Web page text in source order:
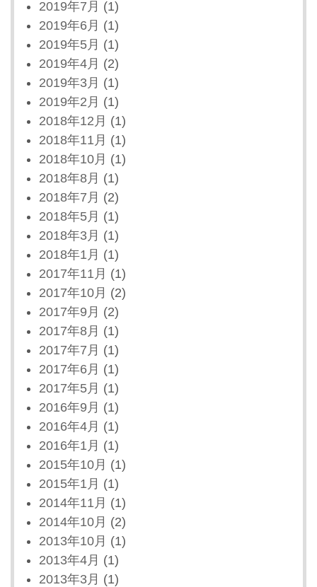
2019年7月 (1)
2019年6月 (1)
2019年5月 (1)
2019年4月 (2)
2019年3月 (1)
2019年2月 (1)
2018年12月 (1)
2018年11月 (1)
2018年10月 (1)
2018年8月 (1)
2018年7月 (2)
2018年5月 (1)
2018年3月 (1)
2018年1月 (1)
2017年11月 (1)
2017年10月 (2)
2017年9月 (2)
2017年8月 (1)
2017年7月 (1)
2017年6月 (1)
2017年5月 (1)
2016年9月 (1)
2016年4月 (1)
2016年1月 (1)
2015年10月 (1)
2015年1月 (1)
2014年11月 (1)
2014年10月 (2)
2013年10月 (1)
2013年4月 (1)
2013年3月 (1)